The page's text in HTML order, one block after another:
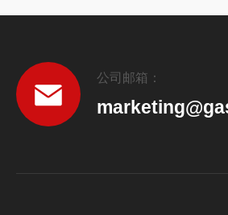
公司邮箱：